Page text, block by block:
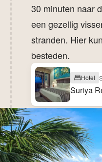
30 minuten naar
een gezellig
stranden. Hier
besteden.
Hotel
Suriya